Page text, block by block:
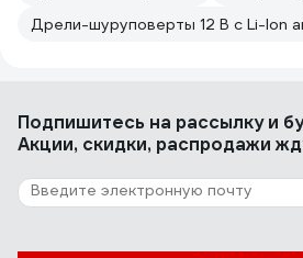
Дрели-шуруповерты 12 В с Li-Ion
Подпишитесь на рассылкуи
Акции, скидки, распродажи